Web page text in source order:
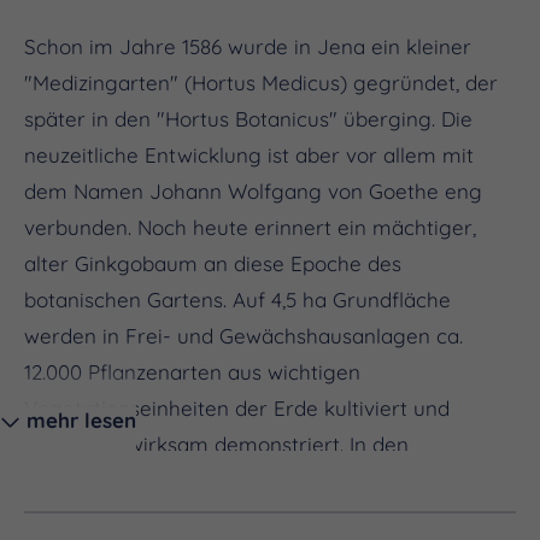
Schon im Jahre 1586 wurde in Jena ein kleiner
"Medizingarten" (Hortus Medicus) gegründet, der
später in den "Hortus Botanicus" überging. Die
neuzeitliche Entwicklung ist aber vor allem mit
dem Namen Johann Wolfgang von Goethe eng
verbunden. Noch heute erinnert ein mächtiger,
alter Ginkgobaum an diese Epoche des
botanischen Gartens. Auf 4,5 ha Grundfläche
werden in Frei- und Gewächshausanlagen ca.
12.000 Pflanzenarten aus wichtigen
Vegetationseinheiten der Erde kultiviert und
ästhetisch wirksam demonstriert. In den
mehr lesen